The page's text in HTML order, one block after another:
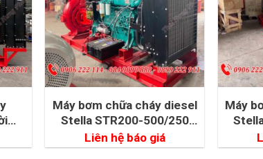
Máy bơm chữa cháy diesel
Stella STR200-500/250
250kW
Liên hệ báo giá
Máy